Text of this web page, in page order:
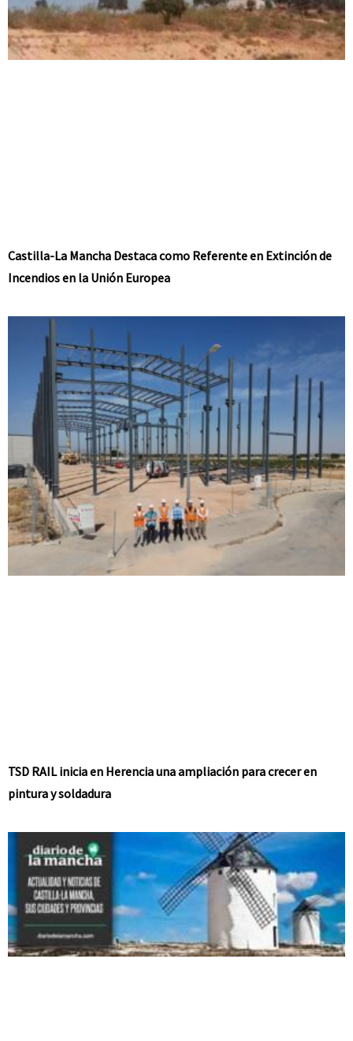
Castilla-La Mancha Destaca como Referente en Extinción de
Incendios en la Unión Europea
TSD RAIL inicia en Herencia una ampliación para crecer en
pintura y soldadura